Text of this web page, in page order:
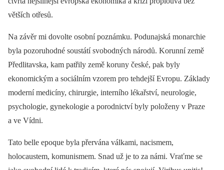
větších otřesů.
Na závěr mi dovolte osobní poznámku. Podunajská monarchie
byla pozoruhodné soustátí svobodných národů. Korunní země
Předlitavska, kam patřily země koruny české, pak byly
ekonomickým a sociálním vzorem pro tehdejší Evropu. Základy
moderní medicíny, chirurgie, interního lékařství, neurologie,
psychologie, gynekologie a porodnictví byly položeny v Praze
a ve Vídni.
Tato belle epoque byla přervána válkami, nacismem,
holocaustem, komunismem. Snad už je to za námi. Vraťme se